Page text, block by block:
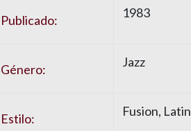
Publicado: 1983
Género: Jazz
Estilo: Fusion,